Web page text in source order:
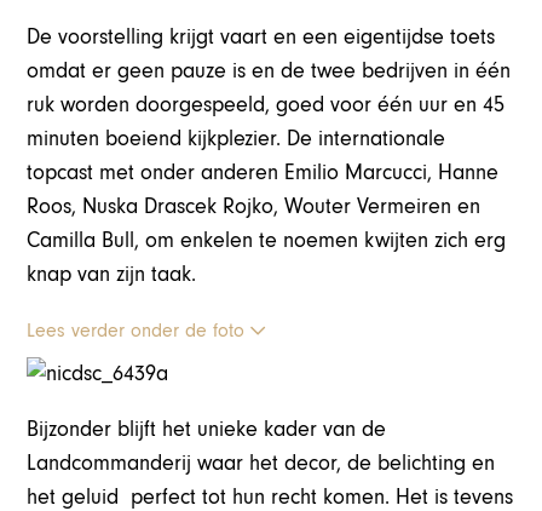
De voorstelling krijgt vaart en een eigentijdse toets
omdat er geen pauze is en de twee bedrijven in één
ruk worden doorgespeeld, goed voor één uur en 45
minuten boeiend kijkplezier. De internationale
topcast met onder anderen Emilio Marcucci, Hanne
Roos, Nuska Drascek Rojko, Wouter Vermeiren en
Camilla Bull, om enkelen te noemen kwijten zich erg
knap van zijn taak.
Lees verder onder de foto
Bijzonder blijft het unieke kader van de
Landcommanderij waar het decor, de belichting en
het geluid perfect tot hun recht komen. Het is tevens